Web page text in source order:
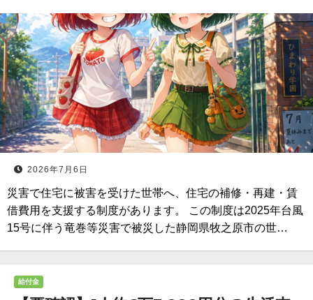
2026年7月6日
災害で住宅に被害を受けた世帯へ、住宅の補修・再建・賃
借費用を支援する制度があります。 この制度は2025年台風
15号に伴う竜巻等災害で被災した静岡県牧之原市の世…
給付金